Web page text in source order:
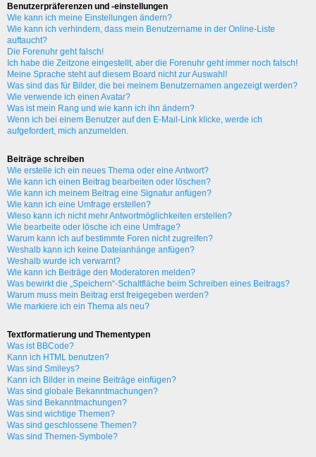
Benutzerpräferenzen und -einstellungen
Wie kann ich meine Einstellungen ändern?
Wie kann ich verhindern, dass mein Benutzername in der Online-Liste
auftaucht?
Die Forenuhr geht falsch!
Ich habe die Zeitzone eingestellt, aber die Forenuhr geht immer noch falsch!
Meine Sprache steht auf diesem Board nicht zur Auswahl!
Was sind das für Bilder, die bei meinem Benutzernamen angezeigt werden?
Wie verwende ich einen Avatar?
Was ist mein Rang und wie kann ich ihn ändern?
Wenn ich bei einem Benutzer auf den E-Mail-Link klicke, werde ich
aufgefordert, mich anzumelden.
Beiträge schreiben
Wie erstelle ich ein neues Thema oder eine Antwort?
Wie kann ich einen Beitrag bearbeiten oder löschen?
Wie kann ich meinem Beitrag eine Signatur anfügen?
Wie kann ich eine Umfrage erstellen?
Wieso kann ich nicht mehr Antwortmöglichkeiten erstellen?
Wie bearbeite oder lösche ich eine Umfrage?
Warum kann ich auf bestimmte Foren nicht zugreifen?
Weshalb kann ich keine Dateianhänge anfügen?
Weshalb wurde ich verwarnt?
Wie kann ich Beiträge den Moderatoren melden?
Was bewirkt die „Speichern“-Schaltfläche beim Schreiben eines Beitrags?
Warum muss mein Beitrag erst freigegeben werden?
Wie markiere ich ein Thema als neu?
Textformatierung und Thementypen
Was ist BBCode?
Kann ich HTML benutzen?
Was sind Smileys?
Kann ich Bilder in meine Beiträge einfügen?
Was sind globale Bekanntmachungen?
Was sind Bekanntmachungen?
Was sind wichtige Themen?
Was sind geschlossene Themen?
Was sind Themen-Symbole?